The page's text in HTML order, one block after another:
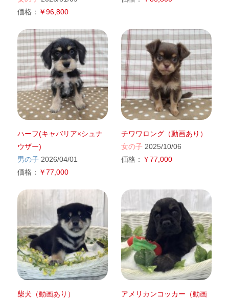
価格： ￥96,800
ハーフ(キャバリア×シュナ
ウザー)
男の子2026/04/01
価格： ￥77,000
チワワロング（動画あり）
女の子 2025/10/06
価格： ￥77,000
柴犬（動画あり）
アメリカンコッカー（動画